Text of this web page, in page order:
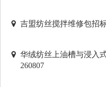
吉盟纺丝搅拌维修包招
华绒纺丝上油槽与浸入
260807